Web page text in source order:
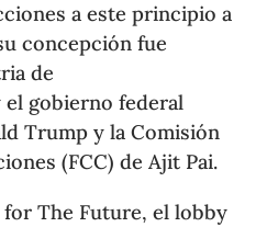
a este principio a
concepción fue
de
gobierno federal
Trump y la Comisión
(FCC) de Ajit Pai.
The Future, el lobby